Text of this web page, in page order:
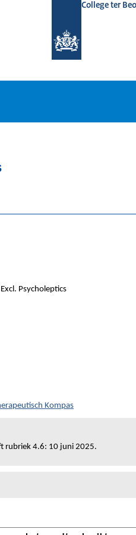
College ter
Psycholeptics
Kompas
rubriek 4.6: 10 juni 2025.